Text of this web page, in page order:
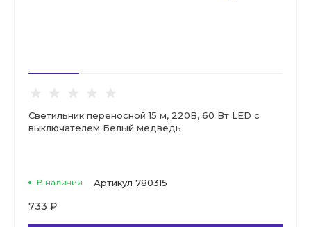
Светильник переносной 15 м, 220В, 60 Вт LED с
выключателем Белый медведь
В наличии Артикул 780315
733 ₽